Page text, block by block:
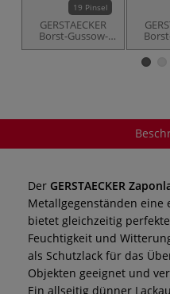
19 Pinsel
GERSTAECKER
Borst-Gussow-
Pinsel, langer Stiel Pinsel,
Der GERSTAECKER
Metallgegenständen eine
bietet gleichzeitig
Feuchtigkeit und
als Schutzlack für das
Objekten geeignet und
Ein allseitig dünner